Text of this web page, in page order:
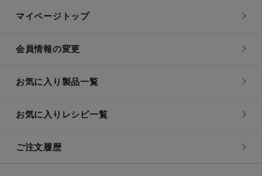
マイページトップ
会員情報の変更
お気に入り製品一覧
お気に入りレシピ一覧
ご注文履歴